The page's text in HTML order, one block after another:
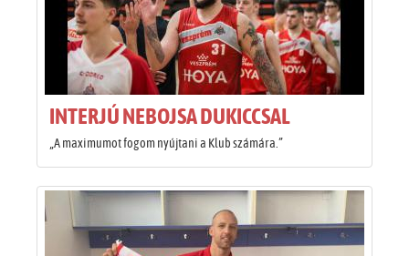
INTERJÚ NEBOJSA DUKICCSAL
„A maximumot fogom nyújtani a Klub számára.”